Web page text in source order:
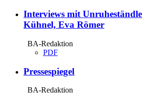
Interviews mit
Kühnel, Eva Römer
BA-Redaktion
PDF
Pressespiegel
BA-Redaktion